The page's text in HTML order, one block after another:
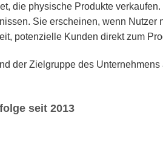
die physische Produkte
Sie erscheinen, wenn
potenzielle Kunden direkt zum
der Zielgruppe des
seit 2013